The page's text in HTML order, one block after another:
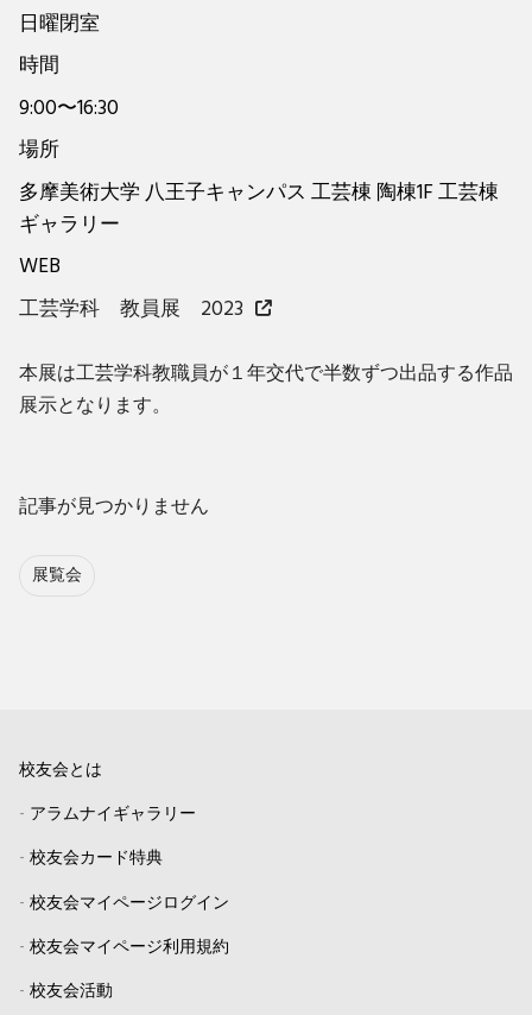
日曜閉室
時間
9:00〜16:30
場所
多摩美術大学 八王子キャンパス 工芸棟 陶棟1F 工芸棟
ギャラリー
WEB
工芸学科 教員展 2023
本展は工芸学科教職員が１年交代で半数ずつ出品する作品
展示となります。
記事が見つかりません
展覧会
校友会とは
- アラムナイギャラリー
- 校友会カード特典
- 校友会マイページログイン
- 校友会マイページ利用規約
- 校友会活動